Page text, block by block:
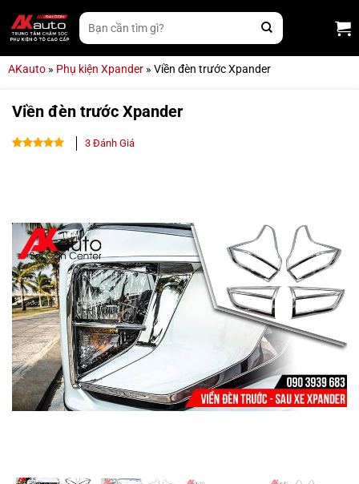
qua
nội
Tìm
kiếm:
AKauto » Phụ kiện Xpander » Viền đèn trước Xpander
Viền đèn trước Xpander
3Đánh Giá